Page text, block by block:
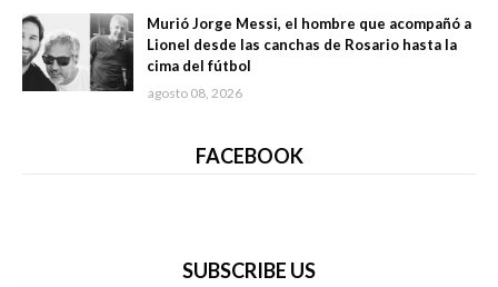
Murió Jorge Messi, el hombre que acompañó a
Lionel desde las canchas de Rosario hasta la
cima del fútbol
agosto 08, 2026
FACEBOOK
SUBSCRIBE US